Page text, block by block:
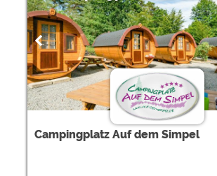
Campingplatz Auf dem Simpel